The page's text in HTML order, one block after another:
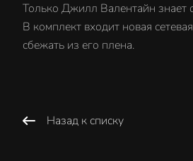
Только Джилл Валентайн знает
В комплект входит новая
сбежать из его плена.
Назад к списку